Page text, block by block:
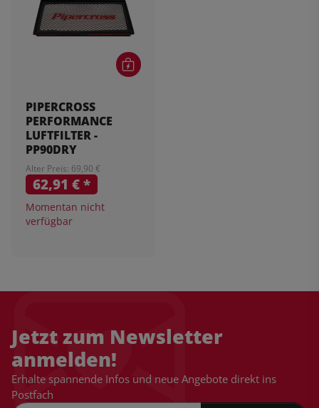
PIPERCROSS
PERFORMANCE
LUFTFILTER -
PP90DRY
Alter Preis: 69,90 €
62,91 €*
Momentan nicht
verfügbar
Jetzt zum Newsletter
anmelden!
Erhalte spannende Infos und neue Angebote direkt ins
Postfach